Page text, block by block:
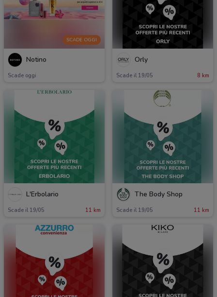
SCADE OGGI
Notino
Scade oggi
Orly
Scade il 19/05 8 km
L'Erbolario
Scade il 19/05 11 km
The Body Shop
Scade il 19/05 11 km